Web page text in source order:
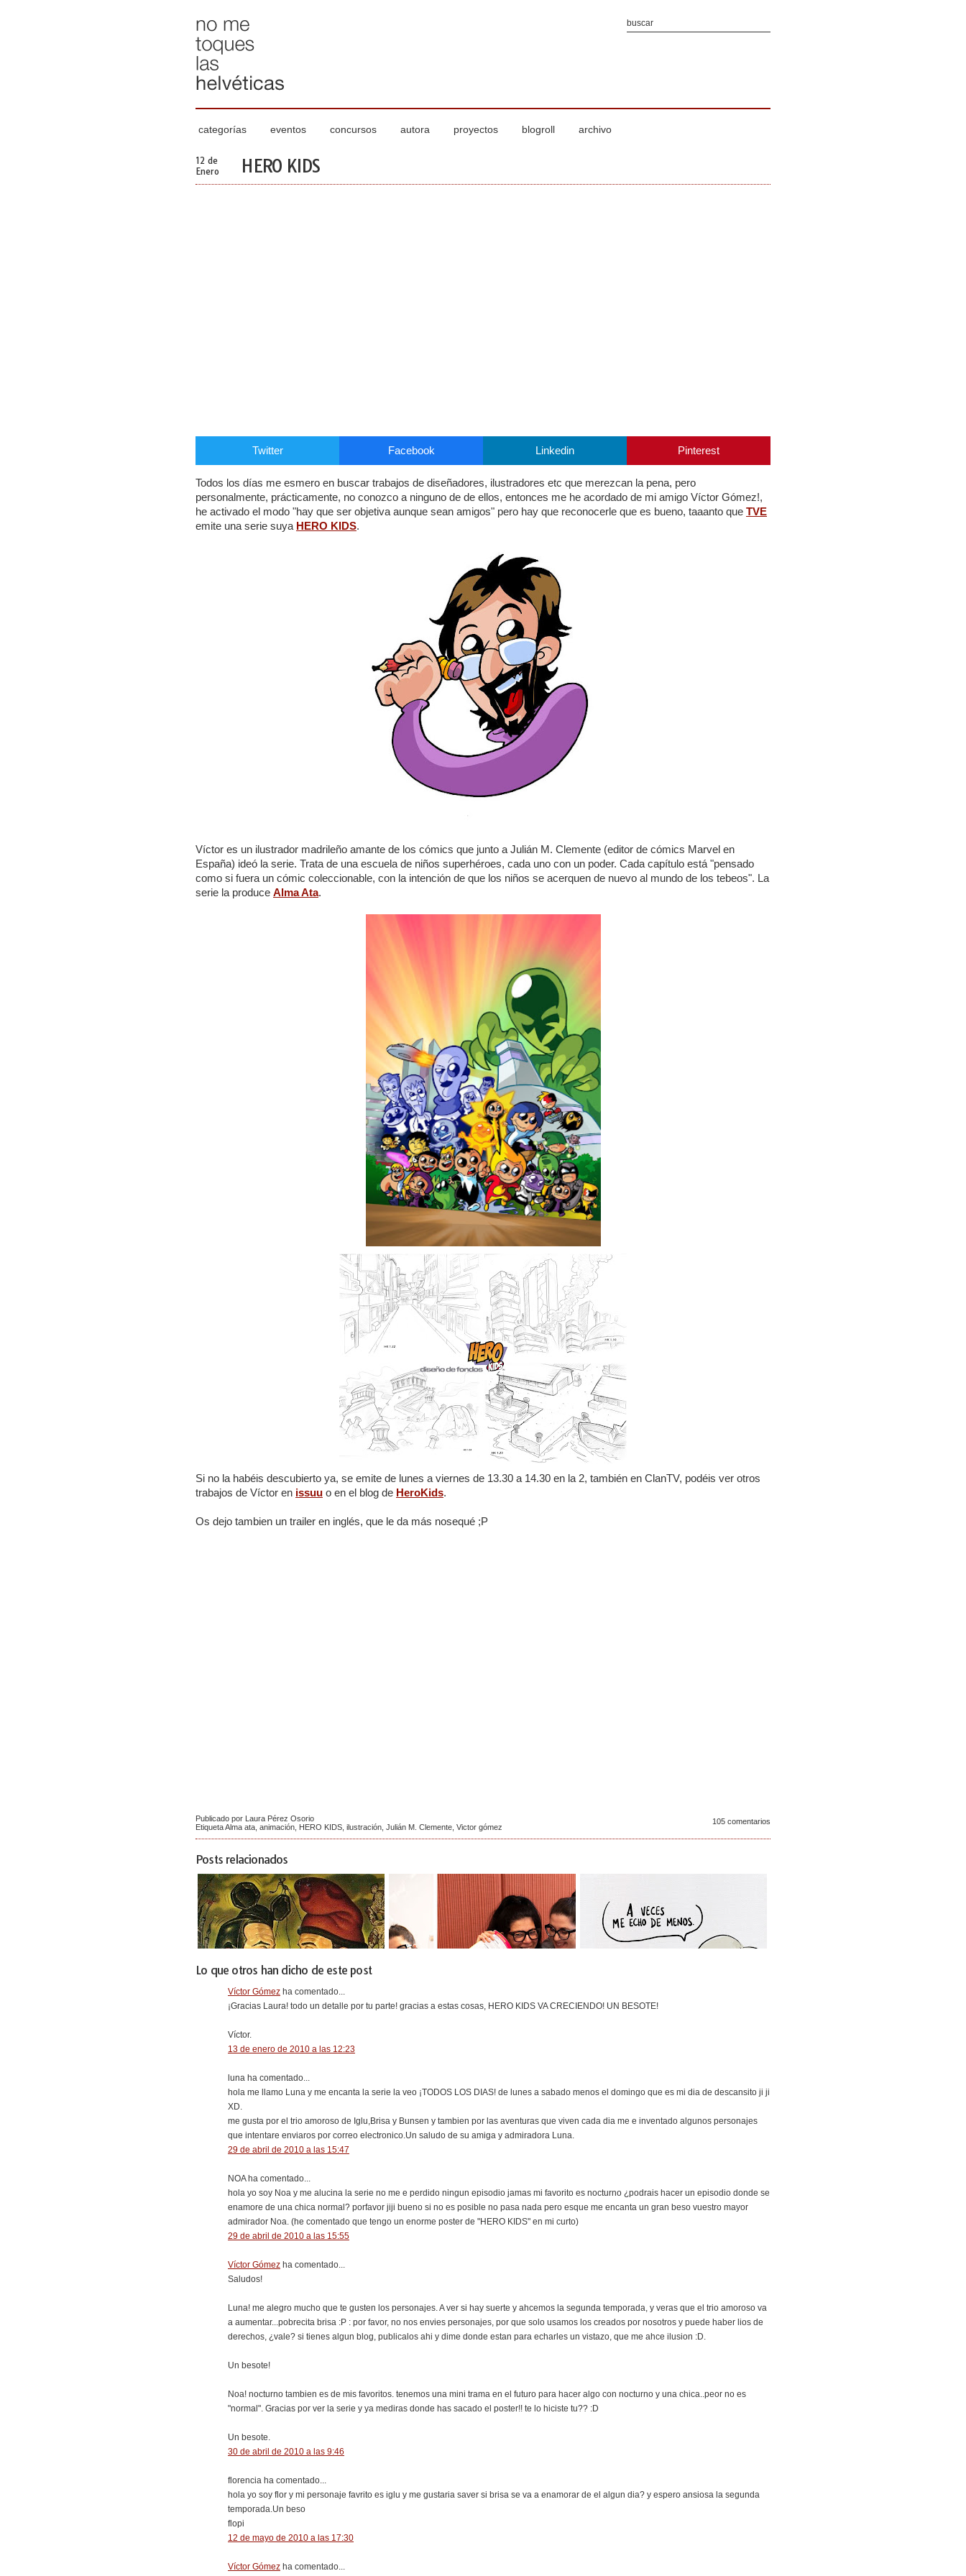
categorías eventos concursos autora proyectos blogroll archivo
12 de
Enero
HERO KIDS
Twitter Facebook Linkedin Pinterest
Todos los días me esmero en buscar trabajos de diseñadores, ilustradores etc que merezcan la pena, pero
personalmente, prácticamente, no conozco a ninguno de de ellos, entonces me he acordado de mi amigo Víctor Gómez!,
he activado el modo "hay que ser objetiva aunque sean amigos" pero hay que reconocerle que es bueno, taaanto que TVE
emite una serie suya HERO KIDS.
Víctor es un ilustrador madrileño amante de los cómics que junto a Julián M. Clemente (editor de cómics Marvel en
España) ideó la serie. Trata de una escuela de niños superhéroes, cada uno con un poder. Cada capítulo está "pensado
como si fuera un cómic coleccionable, con la intención de que los niños se acerquen de nuevo al mundo de los tebeos". La
serie la produce Alma Ata.
Si no la habéis descubierto ya, se emite de lunes a viernes de 13.30 a 14.30 en la 2, también en ClanTV, podéis ver otros
trabajos de Víctor en issuu o en el blog de HeroKids.
Os dejo tambien un trailer en inglés, que le da más nosequé ;P
Publicado por Laura Pérez Osorio
EtiquetaAlma ata animación HERO KIDS ilustración Julián M. Clemente Victor gómez
105 comentarios
Posts relacionados
Lo que otros han dicho de este post
Víctor Gómez ha comentado...
¡Gracias Laura! todo un detalle por tu parte! gracias a estas cosas, HERO KIDS VA CRECIENDO! UN BESOTE!
Víctor.
13 de enero de 2010 a las 12:23
luna ha comentado...
hola me llamo Luna y me encanta la serie la veo ¡TODOS LOS DIAS! de lunes a sabado menos el domingo que es mi dia de descansito ji ji
XD.
me gusta por el trio amoroso de Iglu,Brisa y Bunsen y tambien por las aventuras que viven cada dia me e inventado algunos personajes
que intentare enviaros por correo electronico.Un saludo de su amiga y admiradora Luna.
29 de abril de 2010 a las 15:47
NOA ha comentado...
hola yo soy Noa y me alucina la serie no me e perdido ningun episodio jamas mi favorito es nocturno ¿podrais hacer un episodio donde se
enamore de una chica normal? porfavor jiji bueno si no es posible no pasa nada pero esque me encanta un gran beso vuestro mayor
admirador Noa. (he comentado que tengo un enorme poster de "HERO KIDS" en mi curto)
29 de abril de 2010 a las 15:55
Víctor Gómez ha comentado...
Saludos!
Luna! me alegro mucho que te gusten los personajes. A ver si hay suerte y ahcemos la segunda temporada, y veras que el trio amoroso va
a aumentar...pobrecita brisa :P : por favor, no nos envies personajes, por que solo usamos los creados por nosotros y puede haber lios de
derechos, ¿vale? si tienes algun blog, publicalos ahi y dime donde estan para echarles un vistazo, que me ahce ilusion :D.
Un besote!
Noa! nocturno tambien es de mis favoritos. tenemos una mini trama en el futuro para hacer algo con nocturno y una chica..peor no es
"normal". Gracias por ver la serie y ya mediras donde has sacado el poster!! te lo hiciste tu?? :D
Un besote.
30 de abril de 2010 a las 9:46
florencia ha comentado...
hola yo soy flor y mi personaje favrito es iglu y me gustaria saver si brisa se va a enamorar de el algun dia? y espero ansiosa la segunda
temporada.Un beso
flopi
12 de mayo de 2010 a las 17:30
Víctor Gómez ha comentado...